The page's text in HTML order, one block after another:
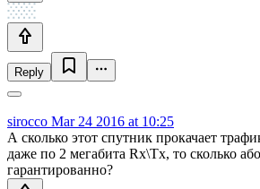
Reply
sirocco Mar 24 2016 at 10:25
А сколько этот спутник прокачает
даже по 2 мегабита Rx\Tx, то сколько
гарантированно?